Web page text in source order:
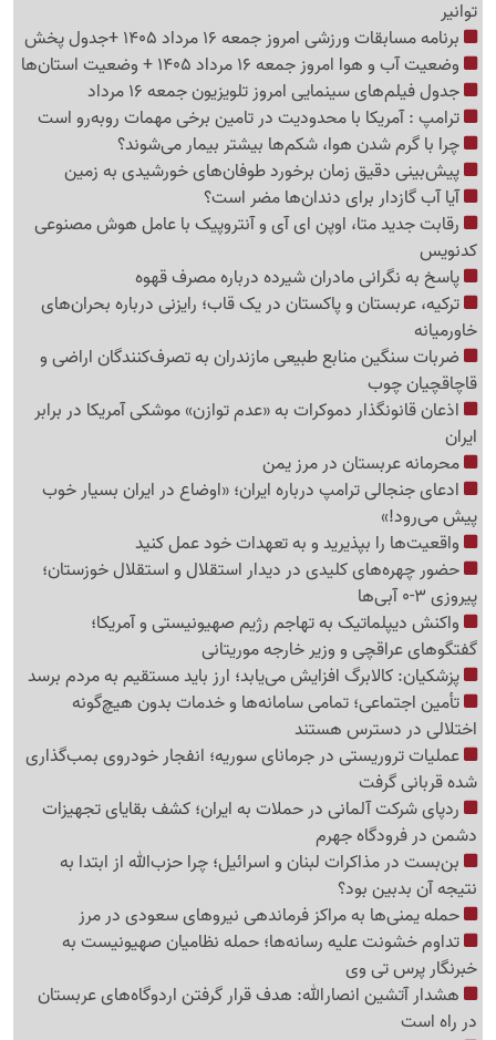
توانیر
برنامه مسابقات ورزشی امروز جمعه 16 مرداد 1405 +جدول پخش
وضعیت آب و هوا امروز جمعه 16 مرداد 1405 + وضعیت استان‌ها
جدول فیلم‌های سینمایی امروز تلویزیون جمعه 16 مرداد
ترامپ : آمریکا با محدودیت در تامین برخی مهمات روبه‌رو است
چرا با گرم شدن هوا، شکم‌ها بیشتر بیمار می‌شوند؟
پیش‌بینی دقیق زمان برخورد طوفان‌های خورشیدی به زمین
آیا آب گازدار برای دندان‌ها مضر است؟
رقابت جدید متا، اوپن ای آی و آنتروپیک با عامل هوش مصنوعی
کدنویس
پاسخ به نگرانی مادران شیرده درباره مصرف قهوه
ترکیه، عربستان و پاکستان در یک قاب؛ رایزنی درباره بحران‌های
خاورمیانه
ضربات سنگین منابع طبیعی مازندران به تصرف‌کنندگان اراضی و
قاچاقچیان چوب
اذعان قانونگذار دموکرات به «عدم توازن» موشکی آمریکا در برابر
ایران
محرمانه عربستان در مرز یمن
ادعای جنجالی ترامپ درباره ایران؛ «اوضاع در ایران بسیار خوب
پیش می‌رود!»
واقعیت‌ها را بپذیرید و به تعهدات خود عمل کنید
حضور چهره‌های کلیدی در دیدار استقلال و استقلال خوزستان؛
پیروزی 3-0 آبی‌ها
واکنش دیپلماتیک به تهاجم رژیم صهیونیستی و آمریکا؛
گفتگوهای عراقچی و وزیر خارجه موریتانی
پزشکیان: کالابرگ افزایش می‌یابد؛ ارز باید مستقیم به مردم برسد
تأمین اجتماعی؛ تمامی سامانه‌ها و خدمات بدون هیچ‌گونه
اختلالی در دسترس هستند
عملیات تروریستی در جرمانای سوریه؛ انفجار خودروی بمب‌گذاری
شده قربانی گرفت
ردپای شرکت آلمانی در حملات به ایران؛ کشف بقایای تجهیزات
دشمن در فرودگاه جهرم
بن‌بست در مذاکرات لبنان و اسرائیل؛ چرا حزب‌الله از ابتدا به
نتیجه آن بدبین بود؟
حمله یمنی‌ها به مراکز فرماندهی نیروهای سعودی در مرز
تداوم خشونت علیه رسانه‌ها؛ حمله نظامیان صهیونیست به
خبرنگار پرس تی وی
هشدار آتشین انصارالله: هدف قرار گرفتن اردوگاه‌های عربستان
در راه است